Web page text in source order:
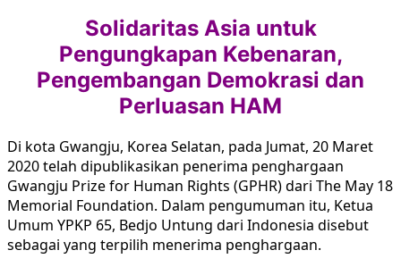
Solidaritas Asia untuk
Pengungkapan Kebenaran,
Pengembangan Demokrasi dan
Perluasan HAM
Di kota Gwangju, Korea Selatan, pada Jumat, 20 Maret
2020 telah dipublikasikan penerima penghargaan
Gwangju Prize for Human Rights (GPHR) dari The May 18
Memorial Foundation. Dalam pengumuman itu, Ketua
Umum YPKP 65, Bedjo Untung dari Indonesia disebut
sebagai yang terpilih menerima penghargaan.